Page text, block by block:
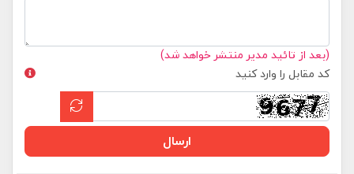
(بعد از تائید مدیر منتشر خواهد شد)
کد مقابل را وارد کنید
ارسال